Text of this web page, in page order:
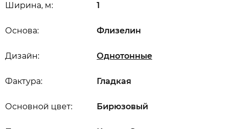
Ширина, м: 1
Основной цвет: Бирюзовый
Дизайн: Однотонные
Основа: Флизелин
Фактура: Гладкая